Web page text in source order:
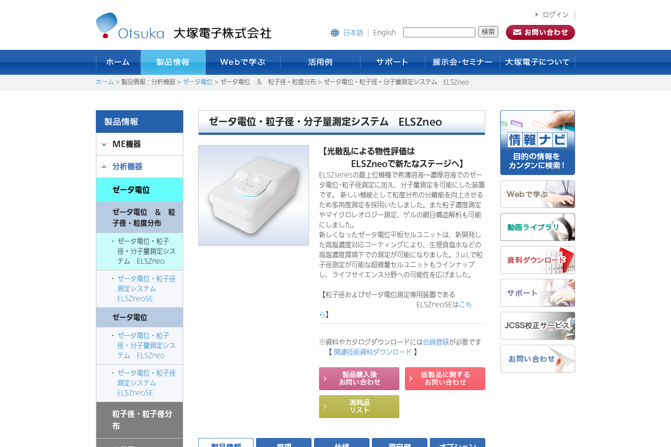
ログイン
日本語
English
ホーム > 製品情報：分析機器 > ゼータ電位 > ゼータ電位 ＆ 粒子径・粒度分布 > ゼータ電位・粒子径・分子量測定システム ELSZneo
ME機器
分析機器
ゼータ電位
ゼータ電位 ＆ 粒
子径・粒度分布
ゼータ電位・粒子
径・分子量測定シス
テム ELSZneo
ゼータ電位・粒子径
測定システム
ELSZneoSE
ゼータ電位
ゼータ電位・粒子
径・分子量測定シス
テム ELSZneo
ゼータ電位・粒子径
測定システム
ELSZneoSE
粒子径・粒子径分
布
ゼータ電位・粒子径・分子量測定システム ELSZneo
【光散乱による物性評価は
ELSZneoで新たなステージへ】
ELSZseriesの最上位機種で希薄溶液～濃厚溶液でのゼー
タ電位･粒子径測定に加え、分子量測定を可能にした装置
です。 新しい機能として粒度分布の分離能を向上させる
ため多角度測定を採用いたしました。また粒子濃度測定
やマイクロレオロジー測定、ゲルの網目構造解析も可能
にしました。
新しくなったゼータ電位平板セルユニットは、新開発し
た高塩濃度対応コーティングにより、生理食塩水などの
高塩濃度環境下での測定が可能になりました。3μLで粒
子径測定が可能な超微量セルユニットもラインナップ
し、ライフサイエンス分野への可能性を広げました。
【粒子径およびゼータ電位測定専用装置である
ELSZneoSEはこち
ら】
※資料やカタログダウンロードには会員登録が必要です
【 関連技術資料ダウンロード 】